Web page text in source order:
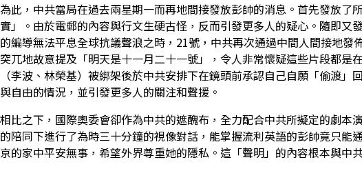
為此，中共當局在過去兩星期一而再地間接發放彭帥的消息。首先發放
實」。由於電郵的內容與行文生硬古怪，反而引發更多人的疑心。隨即
的編導無法平息全球抗議聲浪之時，21號，中共再次通過中間人間接地
突兀地故意提及「明天是十一月二十一號」，令人非常懷疑這些片段都
（李波、林榮基）被綁架後於中共安排下在鏡頭前承認自己自願「偷渡
與自由的情況，並引發更多人的關注和聲援。
相比之下，國際奧委會卻作為中共的遮醜布，全力配合中共所擬定的劇
的陪同下進行了為時三十分鐘的視像對話，能掌握流利英語的彭帥竟只
京的家中平安無事，希望外界尊重她的隱私。這「聲明」的內容根本與中